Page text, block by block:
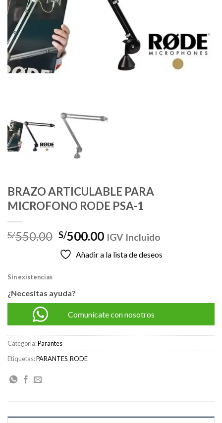
BRAZO ARTICULABLE PARA
MICROFONO RODE PSA-1
S/550.00 El
precio
original
S/500.00El
actual
IGV Incluido
Añadir a la lista de deseos
Sin existencias
¿Necesitas ayuda?
Comunícate con nosotros
Categoría:Parantes
Etiquetas:PARANTES,RODE